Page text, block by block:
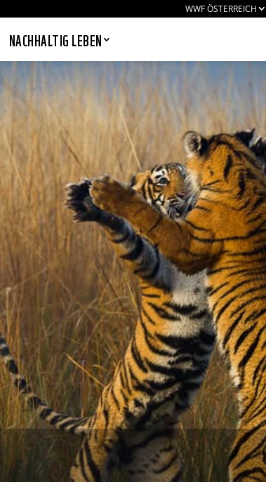
WWF ÖSTERREICH
NACHHALTIG LEBEN
PANDAS LIEBEN COOKIES, WIR
AUCH!
Cookies helfen unser Angebot
nutzerfreundlich zu gestalten & erlauben
uns eine Analyse der Zugriffe auf die
Website. Infos dazu findest du in unserer
Datenschutzerklärung. Unter
Einstellungen kannst du verwalten,
welche Art von Cookies gesetzt werden.
Deine Auswahl kannst du über den
entsprechenden Link im Footer der
Website jederzeit widerrufen.